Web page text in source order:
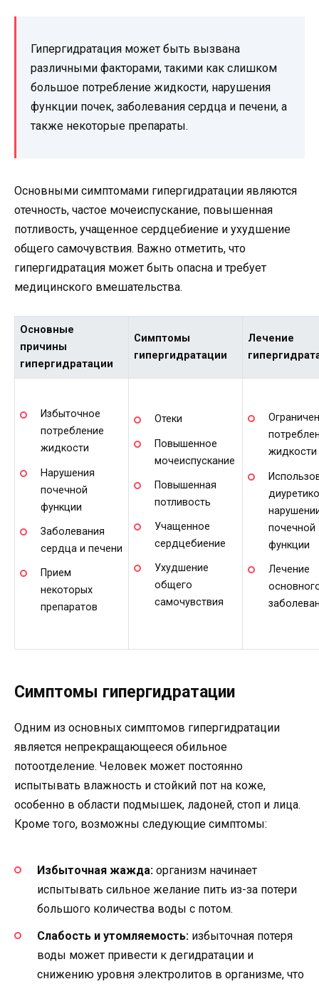
Гипергидратация может быть вызвана
различными факторами, такими как слишком
большое потребление жидкости, нарушения
функции почек, заболевания сердца и печени, а
также некоторые препараты.
Основными симптомами гипергидратации являются
отечность, частое мочеиспускание, повышенная
потливость, учащенное сердцебиение и ухудшение
общего самочувствия. Важно отметить, что
гипергидратация может быть опасна и требует
медицинского вмешательства.
Основные
причины
гипергидратации
Симптомы
гипергидратации
Лечение
Избыточное
потребление
жидкости
Нарушения
почечной
функции
Заболевания
сердца и печени
Прием
некоторых
препаратов
Отеки
Повышенное
мочеиспускание
Повышенная
потливость
Учащенное
сердцебиение
Ухудшение
общего
самочувствия
жидкости
почечной
функции
Лечение
Симптомы гипергидратации
Одним из основных симптомов гипергидратации
является непрекращающееся обильное
потоотделение. Человек может постоянно
испытывать влажность и стойкий пот на коже,
особенно в области подмышек, ладоней, стоп и лица.
Кроме того, возможны следующие симптомы:
Избыточная жажда: организм начинает
испытывать сильное желание пить из-за потери
большого количества воды с потом.
Слабость и утомляемость: избыточная потеря
воды может привести к дегидратации и
снижению уровня электролитов в организме, что